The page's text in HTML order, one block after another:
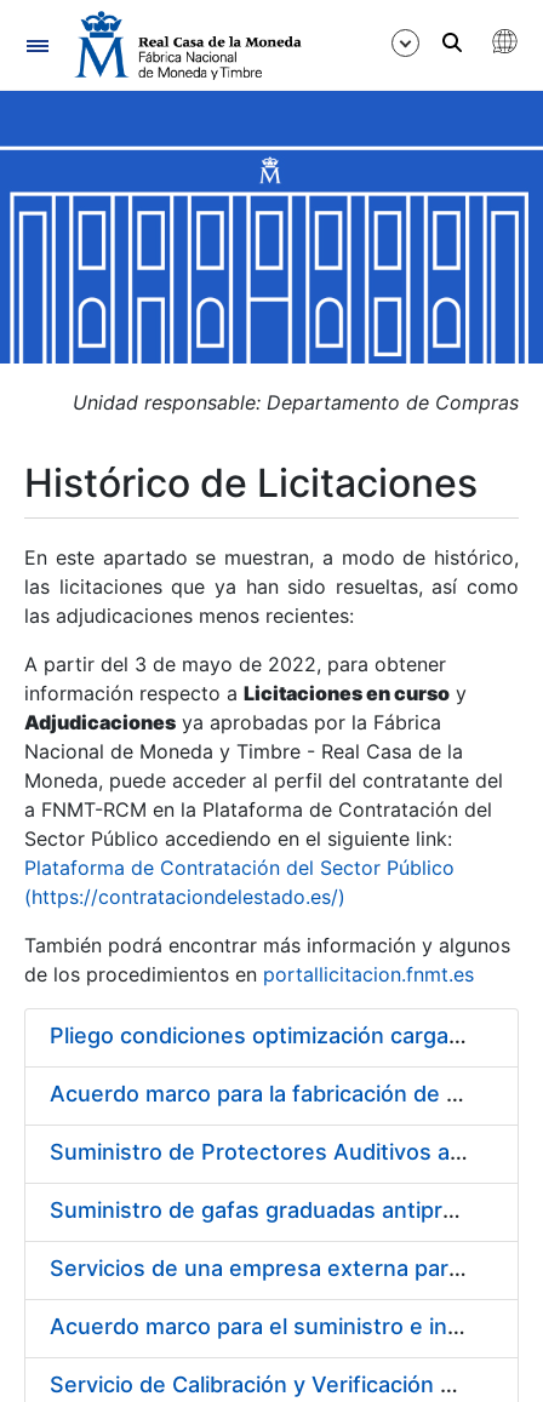
Navegación
Mostrar/Ocultar
Mostrar/Ocultar
Mostrar/Ocultar
Mostrar/Ocultar
Mostrar/Ocultar
Mostrar/Ocultar
Unidad responsable: Departamento de Compras
Histórico de Licitaciones
En este apartado se muestran, a modo de histórico,
las licitaciones que ya han sido resueltas, así como
las adjudicaciones menos recientes:
A partir del 3 de mayo de 2022, para obtener
información respecto a Licitaciones en curso y
Adjudicaciones ya aprobadas por la Fábrica
Nacional de Moneda y Timbre - Real Casa de la
Moneda, puede acceder al perfil del contratante del
a FNMT-RCM en la Plataforma de Contratación del
Sector Público accediendo en el siguiente link:
Plataforma de Contratación del Sector Público
(https://contrataciondelestado.es/)
También podrá encontrar más información y algunos
de los procedimientos en portallicitacion.fnmt.es
Pliego condiciones optimización cargas compras firmado
Acuerdo marco para la fabricación de piezas
Suministro de Protectores Auditivos a medida para las personas trabajadoras de los Centros de Trabajo de Madrid y Burgos
Suministro de gafas graduadas antiproyecciones para los trabajadores de la FNMT-RCM en los centros de trabajo de Madrid y Burgos
Servicios de una empresa externa para el asesoramiento y resolución de los recursos de alzada que se presentan relacionados con procesos de selección para la FNMT-RCM
Acuerdo marco para el suministro e instalación de persianas, estores y otros complementos
Servicio de Calibración y Verificación Externa de los Equipos de Medición del Servicio de Prevención de la FNMT-RCM